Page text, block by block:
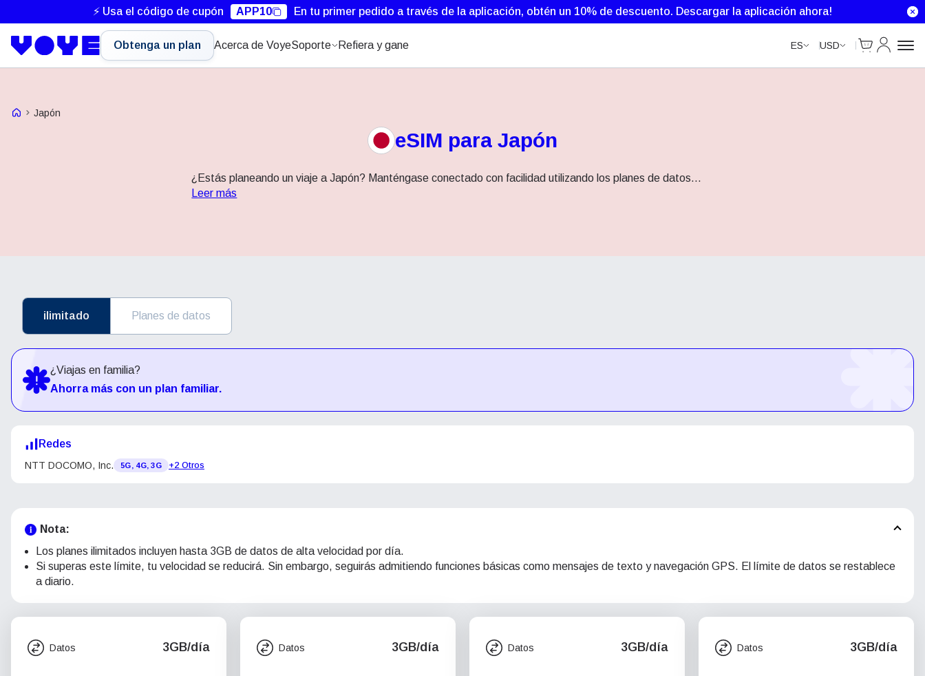
⚡ Usa el código de cupón APP10 En tu primer pedido a través de la aplicación, obtén un 10% de descuento. Descargar la aplicación ahora!
Obtenga un plan Acerca de VoyeSoporte Refiera y gane ES USD
Cart
Mi Cuenta
Voye Homepage
Japón
eSIM para Japón
¿Estás planeando un viaje a Japón? Manténgase conectado con facilidad utilizando los planes de datos...
Leer más
ilimitado Planes de datos
¿Viajas en familia?
Ahorra más con un plan familiar.
Redes
NTT DOCOMO, Inc. 5G, 4G, 3G +2 Otros
Nota:
Los planes ilimitados incluyen hasta 3GB de datos de alta velocidad por día.
Si superas este límite, tu velocidad se reducirá. Sin embargo, seguirás admitiendo funciones básicas como mensajes de texto y navegación GPS. El límite de datos se restablece
a diario.
Datos 3GB/día Datos 3GB/día Datos 3GB/día Datos 3GB/día